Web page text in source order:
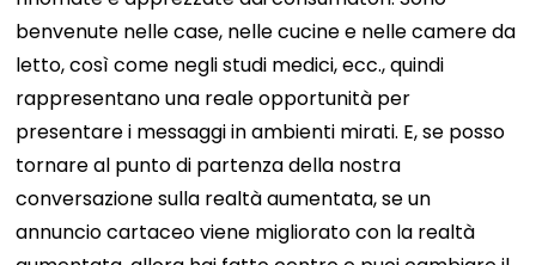
benvenute nelle case, nelle cucine e nelle camere da
letto, così come negli studi medici, ecc., quindi
rappresentano una reale opportunità per
presentare i messaggi in ambienti mirati. E, se posso
tornare al punto di partenza della nostra
conversazione sulla realtà aumentata, se un
annuncio cartaceo viene migliorato con la realtà